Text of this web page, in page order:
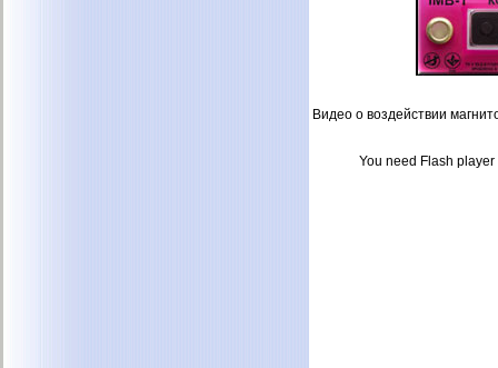
Видео о воздействии
You need Flash